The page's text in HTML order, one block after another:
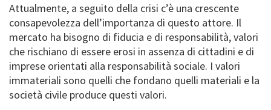
Attualmente, a seguito della crisi c’è una crescente
consapevolezza dell’importanza di questo attore. Il
mercato ha bisogno di fiducia e di responsabilità, valori
che rischiano di essere erosi in assenza di cittadini e di
imprese orientati alla responsabilità sociale. I valori
immateriali sono quelli che fondano quelli materiali e la
società civile produce questi valori.